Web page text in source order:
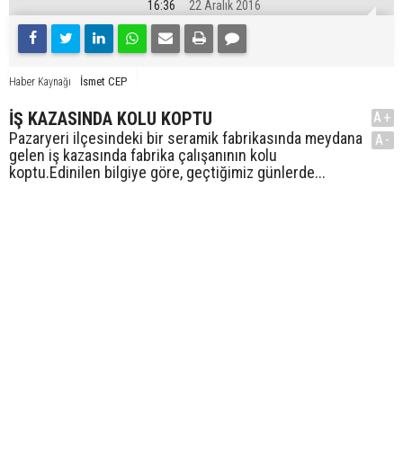
16:36 22 Aralık 2016
Haber Kaynağı İsmet CEP
İŞ KAZASINDA KOLU KOPTU
Pazaryeri ilçesindeki bir seramik fabrikasında meydana
gelen iş kazasında fabrika çalışanının kolu
koptu.Edinilen bilgiye göre, geçtiğimiz günlerde...
A+
A-